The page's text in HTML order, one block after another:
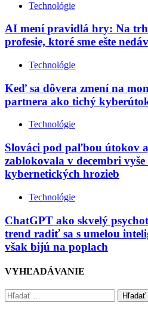
Technológie
AI mení pravidlá hry: Na
profesie, ktoré sme ešte
Technológie
Keď sa dôvera zmení na
partnera ako tichý
Technológie
Slováci pod paľbou útokov
zablokovala v decembri
kybernetických hrozieb
Technológie
ChatGPT ako skvelý
trend radiť sa s umelou
však bijú na poplach
VYHĽADÁVANIE
Hľadať